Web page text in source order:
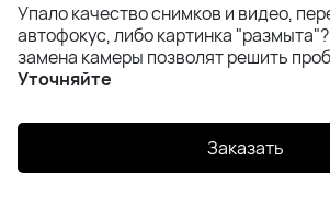
Упало качество снимков и видео,
автофокус, либо картинка
замена камеры позволят решить
Уточняйте
Заказать